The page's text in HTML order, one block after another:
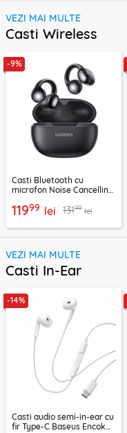
VEZI MAI MULTE
Casti Wireless
-9%
Casti Bluetooth cu
microfon Noise Cancelling
11999 lei 13199 lei
VEZI MAI MULTE
Casti In-Ear
-14%
Casti audio semi-in-ear cu
fir Type-C Baseus Encok